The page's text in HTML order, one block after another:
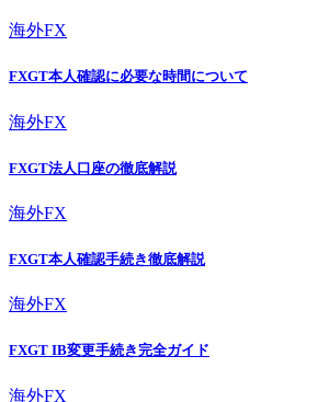
海外FX
FXGT本人確認に必要な時間について
海外FX
FXGT法人口座の徹底解説
海外FX
FXGT本人確認手続き徹底解説
海外FX
FXGT IB変更手続き完全ガイド
海外FX